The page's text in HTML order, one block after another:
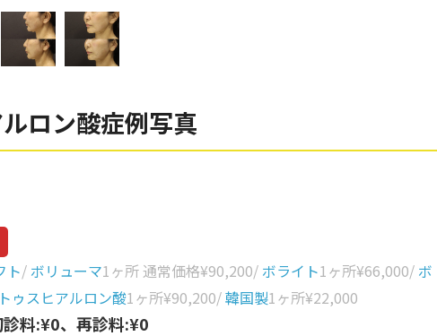
ロン酸症例写真
ト/ ボリューマ1ヶ所 通常価格¥90,200/ ボライト1ヶ所¥66,000/ ボ
ゥスヒアルロン酸1ヶ所¥90,200/韓国製1ヶ所¥22,000
料:¥0、再診料:¥0